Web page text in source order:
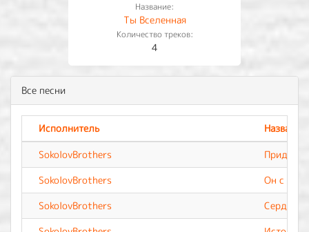
Название:
Ты Вселенная
Количество треков:
4
Все песни
Исполнитель
Название
SokolovBrothers
Приди
SokolovBrothers
Он с
SokolovBrothers
Сердце